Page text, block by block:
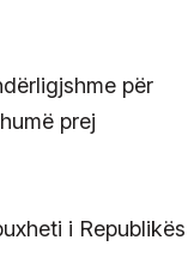
për
prej
i